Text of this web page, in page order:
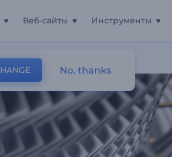
Веб-сайты Инструменты
Тек
No, thanks